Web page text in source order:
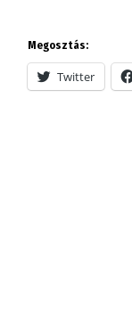
Megosztás:
Twitter